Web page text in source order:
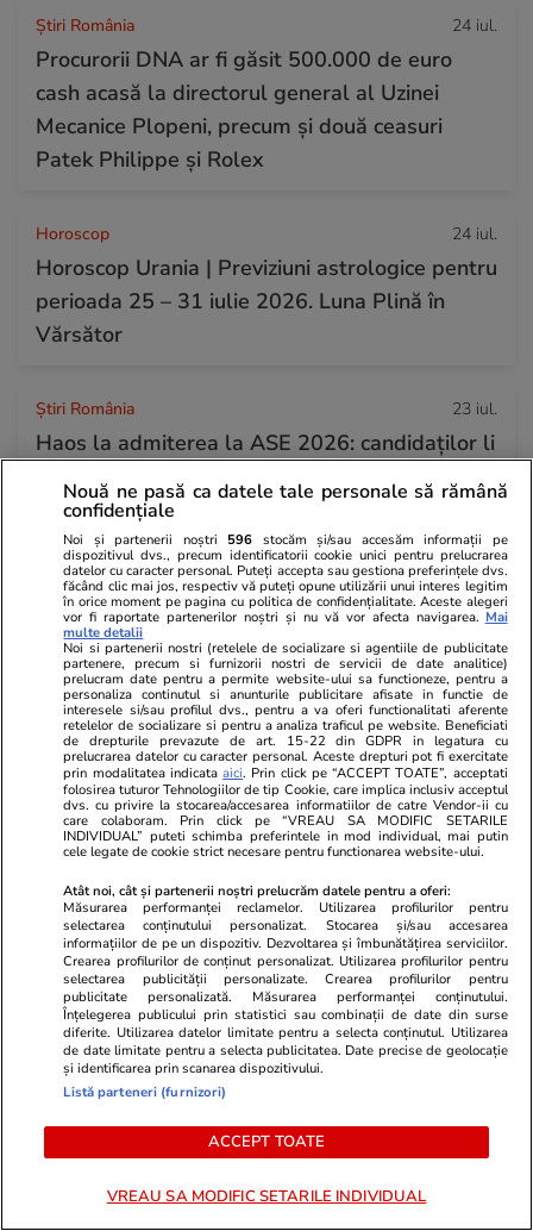
Știri România 24 iul.
Procurorii DNA ar fi găsit 500.000 de euro
cash acasă la directorul general al Uzinei
Mecanice Plopeni, precum și două ceasuri
Patek Philippe și Rolex
Horoscop 24 iul.
Horoscop Urania | Previziuni astrologice pentru
perioada 25 – 31 iulie 2026. Luna Plină în
Vărsător
Știri România 23 iul.
Haos la admiterea la ASE 2026: candidaților li
se cere jumătate din taxa de școlarizare
înainte de a afla unde au fost repartizați
Infrastructura 24 iul.
Progresul remarcabil realizat într-o
săptămână de UMB la megaviaductul de la
Cleja, punctul critic pe șantierul autostrăzii A7
Vacanțe și Cultură 24 iul.
Hartă live pentru incendiile din
Europa: cum verifici pe telefon
dacă vacanța îți este pusă în
pericol
Vacanțe și
Piloții
bordul
să fie atenți
Nouă ne pasă ca datele tale personale să rămână
confidențiale
Noi și partenerii noștri 596 stocăm și/sau accesăm informații pe
dispozitivul dvs., precum identificatorii cookie unici pentru prelucrarea
datelor cu caracter personal. Puteți accepta sau gestiona preferințele dvs.
făcând clic mai jos, respectiv vă puteți opune utilizării unui interes legitim
în orice moment pe pagina cu politica de confidențialitate. Aceste alegeri
vor fi raportate partenerilor noștri și nu vă vor afecta navigarea. Mai
multe detalii
Noi si partenerii nostri (retelele de socializare si agentiile de publicitate
partenere, precum si furnizorii nostri de servicii de date analitice)
prelucram date pentru a permite website-ului sa functioneze, pentru a
personaliza continutul si anunturile publicitare afisate in functie de
interesele si/sau profilul dvs., pentru a va oferi functionalitati aferente
retelelor de socializare si pentru a analiza traficul pe website. Beneficiati
de drepturile prevazute de art. 15-22 din GDPR in legatura cu
prelucrarea datelor cu caracter personal. Aceste drepturi pot fi exercitate
prin modalitatea indicataaici. Prin click pe “ACCEPT TOATE”, acceptati
folosirea tuturor Tehnologiilor de tip Cookie, care implica inclusiv acceptul
dvs. cu privire la stocarea/accesarea informatiilor de catre Vendor-ii cu
care colaboram. Prin click pe “VREAU SA MODIFIC SETARILE
INDIVIDUAL” puteti schimba preferintele in mod individual, mai putin
cele legate de cookie strict necesare pentru functionarea website-ului.
Atât noi, cât și partenerii noștri prelucrăm datele pentru a oferi:
Măsurarea performanței reclamelor. Utilizarea profilurilor pentru
selectarea conținutului personalizat. Stocarea și/sau accesarea
informațiilor de pe un dispozitiv. Dezvoltarea și îmbunătățirea serviciilor.
Crearea profilurilor de conținut personalizat. Utilizarea profilurilor pentru
selectarea publicității personalizate. Crearea profilurilor pentru
publicitate personalizată. Măsurarea performanței conținutului.
Înțelegerea publicului prin statistici sau combinații de date din surse
diferite. Utilizarea datelor limitate pentru a selecta conținutul. Utilizarea
de date limitate pentru a selecta publicitatea. Date precise de geolocație
și identificarea prin scanarea dispozitivului.
Listă parteneri (furnizori)
ACCEPT TOATE
VREAU SA MODIFIC SETARILE INDIVIDUAL